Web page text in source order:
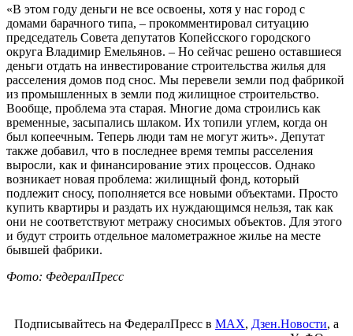
«В этом году деньги не все освоены, хотя у нас город с
домами барачного типа, – прокомментировал ситуацию
председатель Совета депутатов Копейсского городского
округа Владимир Емельянов. – Но сейчас решено оставшиеся
деньги отдать на инвестирование строительства жилья для
расселения домов под снос. Мы перевели земли под фабрикой
из промышленных в земли под жилищное строительство.
Вообще, проблема эта старая. Многие дома строились как
временные, засыпались шлаком. Их топили углем, когда он
был копеечным. Теперь люди там не могут жить». Депутат
также добавил, что в последнее время темпы расселения
выросли, как и финансирование этих процессов. Однако
возникает новая проблема: жилищный фонд, который
подлежит сносу, пополняется все новыми объектами. Просто
купить квартиры и раздать их нуждающимся нельзя, так как
они не соответствуют метражу сносимых объектов. Для этого
и будут строить отдельное малометражное жилье на месте
бывшей фабрики.
Фото: ФедералПресс
Подписывайтесь на ФедералПресс в МАХ, Дзен.Новости, а